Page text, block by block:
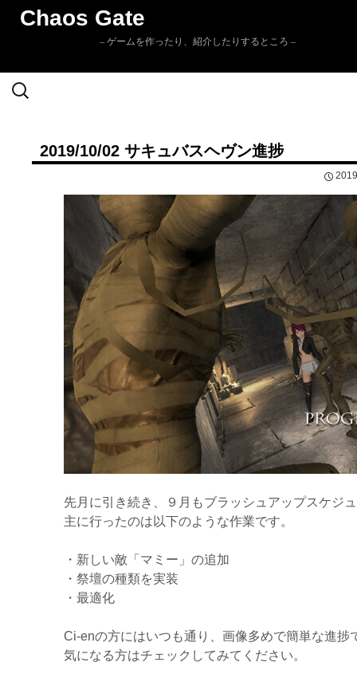
Chaos Gate
– ゲームを作ったり、紹介したりするところ –
Skip to
content
索:
2019/10/02 サキュバスヘヴン進捗
先月に引き続き、９月もブラッシュアップスケジ
主に行ったのは以下のような作業です。
・新しい敵「マミー」の追加
・祭壇の種類を実装
・最適化
Ci-enの方にはいつも通り、画像多めで簡単な進捗
気になる方はチェックしてみてください。